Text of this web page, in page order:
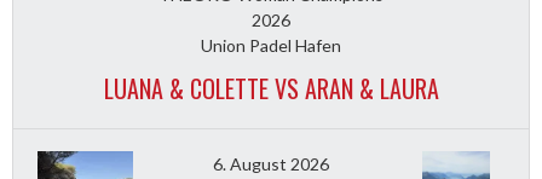
2026
Union Padel Hafen
LUANA & COLETTE VS ARAN & LAURA
6. August 2026